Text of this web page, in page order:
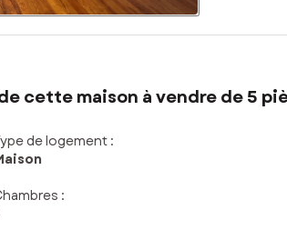
cette maison à vendre de 5
de logement :
: